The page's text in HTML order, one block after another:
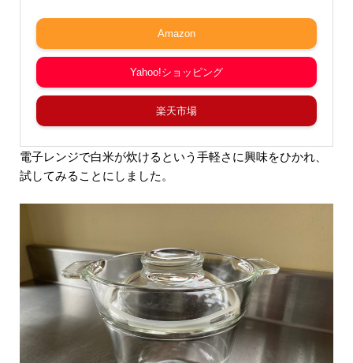
Amazon
Yahoo!ショッピング
楽天市場
電子レンジで白米が炊けるという手軽さに興味をひかれ、
試してみることにしました。